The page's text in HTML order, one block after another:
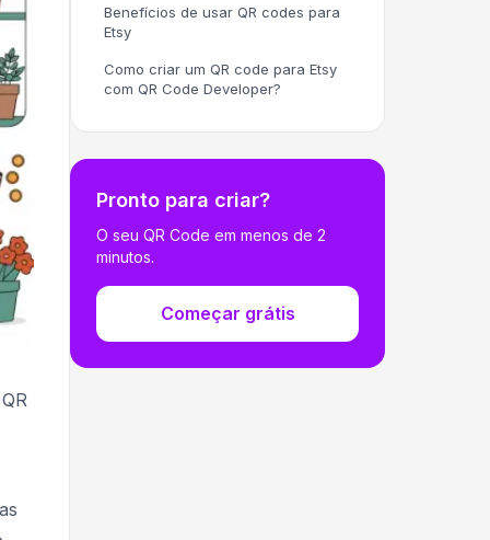
Benefícios de usar QR codes para
Etsy
Como criar um QR code para Etsy
com QR Code Developer?
Pronto para criar?
O seu QR Code em menos de 2
minutos.
Começar grátis